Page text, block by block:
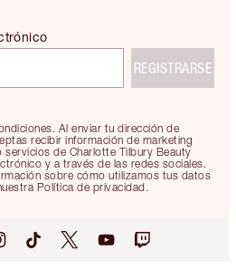
Al enviar tu dirección de
recibir información de marketing
de Charlotte Tilbury Beauty
y a través de las redes sociales.
sobre cómo utilizamos tus datos
Política de privacidad.
REGISTRARSE